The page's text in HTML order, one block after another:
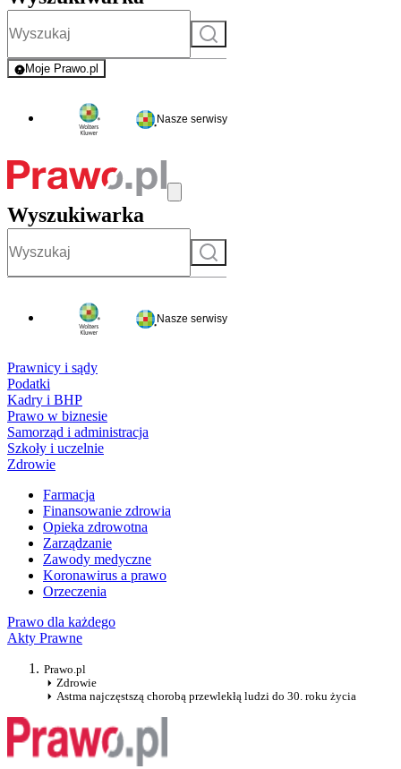
Szukaj
Moje Prawo.pl
- rejestracja i logowanie do serwisu
Nasze serwisy
Wyszukiwarka
Szukaj
Nasze serwisy
Prawnicy i sądy
Podatki
Kadry i BHP
Prawo w biznesie
Samorząd i administracja
Szkoły i uczelnie
Zdrowie
Farmacja
Finansowanie zdrowia
Opieka zdrowotna
Zarządzanie
Zawody medyczne
Koronawirus a prawo
Orzeczenia
Prawo dla każdego
Akty Prawne
Prawo.pl
Zdrowie
Astma najczęstszą chorobą przewlekłą ludzi do 30. roku życia